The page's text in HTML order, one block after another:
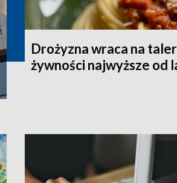
Drożyzna wraca na
żywności najwyższe od